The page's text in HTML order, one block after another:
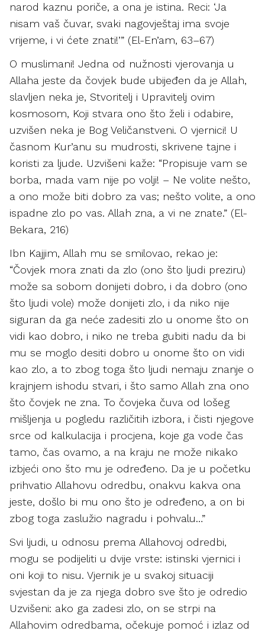
narod kaznu poriče, a ona je istina. Reci: ‘Ja
nisam vaš čuvar, svaki nagovještaj ima svoje
vrijeme, i vi ćete znati!’” (El-En’am, 63–67)
O muslimani! Jedna od nužnosti vjerovanja u
Allaha jeste da čovjek bude ubijeđen da je Allah,
slavljen neka je, Stvoritelj i Upravitelj ovim
kosmosom, Koji stvara ono što želi i odabire,
uzvišen neka je Bog Veličanstveni. O vjernici! U
časnom Kur’anu su mudrosti, skrivene tajne i
koristi za ljude. Uzvišeni kaže: “Propisuje vam se
borba, mada vam nije po volji! – Ne volite nešto,
a ono može biti dobro za vas; nešto volite, a ono
ispadne zlo po vas. Allah zna, a vi ne znate.” (El-
Bekara, 216)
Ibn Kajjim, Allah mu se smilovao, rekao je:
“Čovjek mora znati da zlo (ono što ljudi preziru)
može sa sobom donijeti dobro, i da dobro (ono
što ljudi vole) može donijeti zlo, i da niko nije
siguran da ga neće zadesiti zlo u onome što on
vidi kao dobro, i niko ne treba gubiti nadu da bi
mu se moglo desiti dobro u onome što on vidi
kao zlo, a to zbog toga što ljudi nemaju znanje o
krajnjem ishodu stvari, i što samo Allah zna ono
što čovjek ne zna. To čovjeka čuva od lošeg
mišljenja u pogledu različitih izbora, i čisti njegove
srce od kalkulacija i procjena, koje ga vode čas
tamo, čas ovamo, a na kraju ne može nikako
izbjeći ono što mu je određeno. Da je u početku
prihvatio Allahovu odredbu, onakvu kakva ona
jeste, došlo bi mu ono što je određeno, a on bi
zbog toga zaslužio nagradu i pohvalu…”
Svi ljudi, u odnosu prema Allahovoj odredbi,
mogu se podijeliti u dvije vrste: istinski vjernici i
oni koji to nisu. Vjernik je u svakoj situaciji
svjestan da je za njega dobro sve što je odredio
Uzvišeni: ako ga zadesi zlo, on se strpi na
Allahovim odredbama, očekuje pomoć i izlaz od